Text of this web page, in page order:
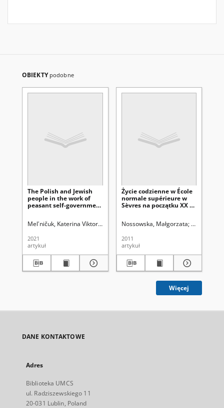
OBIEKTY podobne
The Polish and Jewish
people in the work of
peasant self-government
half of the 19th and the
centuries
Melʹničuk, Katerina Vìktorìvna Latawiec, Krzysztof. Red. Uniwersytet
2021
artykuł
Życie codzienne w École
normale supérieure w
Sèvres na początku XX w.
Nossowska, Małgorzata
2011
artykuł
Więcej
DANE KONTAKTOWE
Adres
Biblioteka UMCS
ul. Radziszewskiego 11
20-031 Lublin, Poland